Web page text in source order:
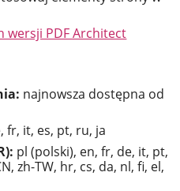
wersji PDF Architect
najnowsza dostępna od
fr, it, es, pt, ru, ja
pl (polski), en, fr, de, it, pt,
zh-TW, hr, cs, da, nl, fi, el,